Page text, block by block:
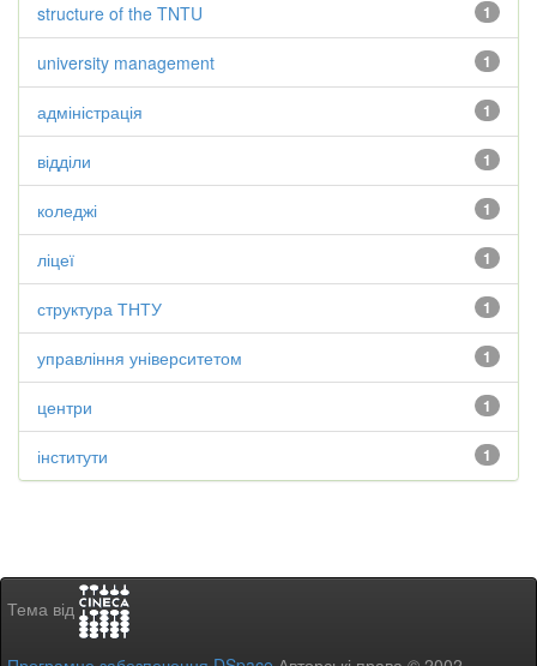
1
structure of the TNTU
1
university management
1
адміністрація
1
відділи
1
коледжі
1
ліцеї
1
структура ТНТУ
1
управління університетом
1
центри
1
інститути
Тема від